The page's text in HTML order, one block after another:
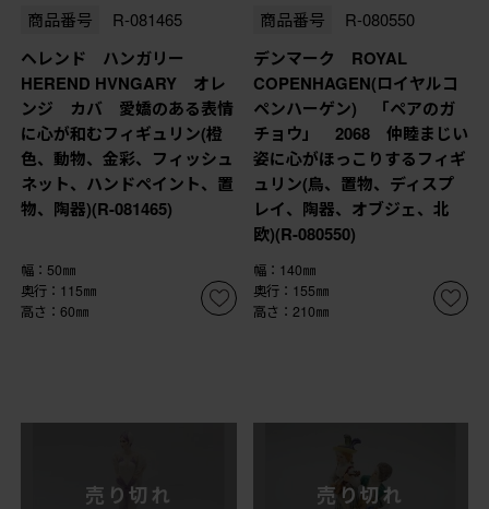
商品番号 R-081465
ヘレンド ハンガリー
HEREND HVNGARY オレ
ンジ カバ 愛嬌のある表情
に心が和むフィギュリン(橙
色、動物、金彩、フィッシュ
ネット、ハンドペイント、置
物、陶器)(R-081465)
幅：50㎜
奥行：115㎜
高さ：60㎜
商品番号 R-080550
デンマーク ROYAL
COPENHAGEN(ロイヤルコ
ペンハーゲン) 「ペアのガ
チョウ」 2068 仲睦まじい
姿に心がほっこりするフィギ
ュリン(鳥、置物、ディスプ
レイ、陶器、オブジェ、北
欧)(R-080550)
幅：140㎜
奥行：155㎜
高さ：210㎜
売り切れ 売り切れ